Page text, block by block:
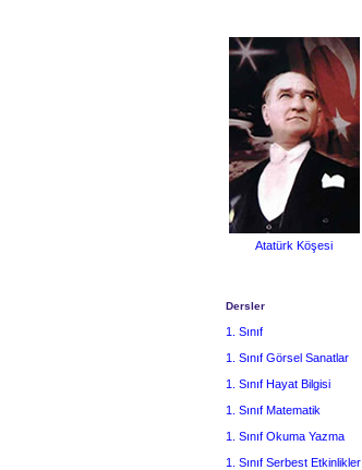
Atatürk Köşesi
Dersler
1. Sınıf
1. Sınıf Görsel Sanatlar
1. Sınıf Hayat Bilgisi
1. Sınıf Matematik
1. Sınıf Okuma Yazma
1. Sınıf Serbest Etkinlikler